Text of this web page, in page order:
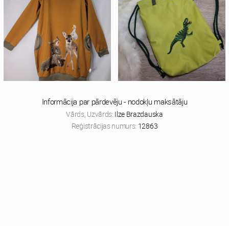
Informācija par pārdevēju - nodokļu maksātāju
Vārds, Uzvārds: Ilze Brazdauska
Reģistrācijas numurs: 12863